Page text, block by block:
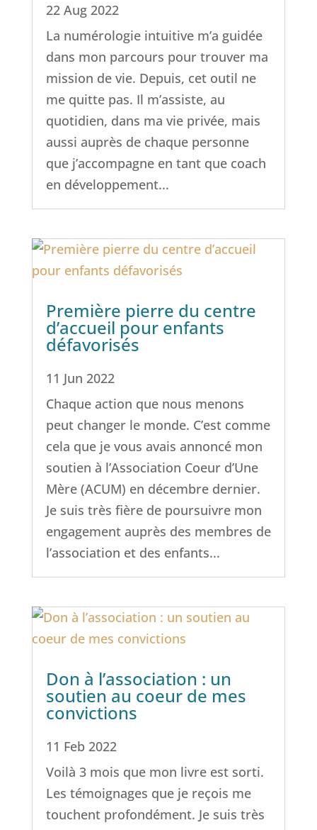
22 Aug 2022
La numérologie intuitive m’a guidée
dans mon parcours pour trouver ma
mission de vie. Depuis, cet outil ne
me quitte pas. Il m’assiste, au
quotidien, dans ma vie privée, mais
aussi auprès de chaque personne
que j’accompagne en tant que coach
en développement...
Première pierre du centre
d’accueil pour enfants
défavorisés
11 Jun 2022
Chaque action que nous menons
peut changer le monde. C’est comme
cela que je vous avais annoncé mon
soutien à l’Association Coeur d’Une
Mère (ACUM) en décembre dernier.
Je suis très fière de poursuivre mon
engagement auprès des membres de
l’association et des enfants...
Don à l’association : un
soutien au coeur de mes
convictions
11 Feb 2022
Voilà 3 mois que mon livre est sorti.
Les témoignages que je reçois me
touchent profondément. Je suis très